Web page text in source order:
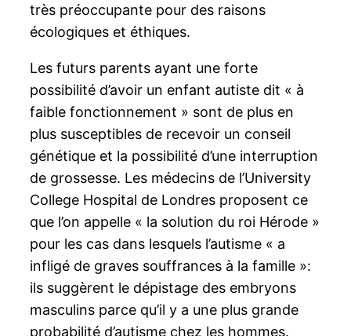
très préoccupante pour des raisons
écologiques et éthiques.
Les futurs parents ayant une forte
possibilité d’avoir un enfant autiste dit « à
faible fonctionnement » sont de plus en
plus susceptibles de recevoir un conseil
génétique et la possibilité d’une interruption
de grossesse. Les médecins de l’University
College Hospital de Londres proposent ce
que l’on appelle « la solution du roi Hérode »
pour les cas dans lesquels l’autisme « a
infligé de graves souffrances à la famille »:
ils suggèrent le dépistage des embryons
masculins parce qu’il y a une plus grande
probabilité d’autisme chez les hommes.